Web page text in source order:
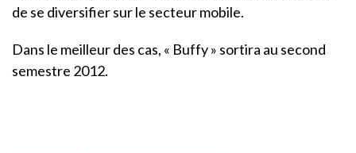
de se diversifier sur le secteur mobile.
Dans le meilleur des cas, « Buffy » sortira au second
semestre 2012.